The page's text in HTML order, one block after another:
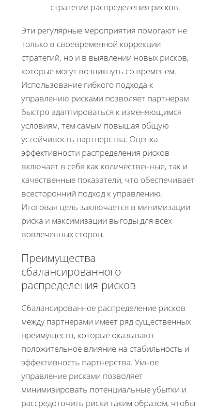
стратегии распределения рисков.
Эти регулярные мероприятия помогают не
только в своевременной коррекции
стратегий, но и в выявлении новых рисков,
которые могут возникнуть со временем.
Использование гибкого подхода к
управлению рисками позволяет партнерам
быстро адаптироваться к изменяющимся
условиям, тем самым повышая общую
устойчивость партнерства. Оценка
эффективности распределения рисков
включает в себя как количественные, так и
качественные показатели, что обеспечивает
всесторонний подход к управлению.
Итоговая цель заключается в минимизации
риска и максимизации выгоды для всех
вовлеченных сторон.
Преимущества
сбалансированного
распределения рисков
Сбалансированное распределение рисков
между партнерами имеет ряд существенных
преимуществ, которые оказывают
положительное влияние на стабильность и
эффективность партнерства. Умное
управление рисками позволяет
минимизировать потенциальные убытки и
рассредоточить риски таким образом, чтобы